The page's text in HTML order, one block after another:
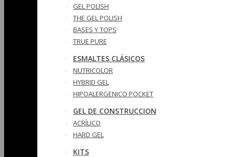
GEL POLISH
THE GEL POLISH
BASES Y‎ TOPS
TRUE PURE
ESMALTES CLÁSICOS
NUTRICOLOR
HYBRID GEL
HIPOALERGENICO POCKET
GEL DE CONSTRUCCION
ACRÍLICO
HARD GEL
KITS